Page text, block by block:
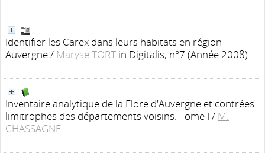
Identifier les Carex dans leurs habitats en région
Auvergne/ Maryse TORT in Digitalis, n°7 (Année 2008)
Inventaire analytique de la Flore d'Auvergne et contrées
limitrophes des départements voisins. Tome I / M.
CHASSAGNE